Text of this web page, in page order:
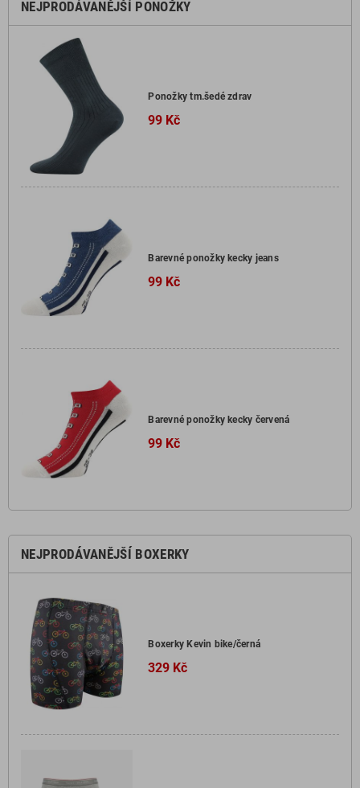
NEJPRODÁVANĚJŠÍ PONOŽKY
Ponožky tm.šedé zdrav
99 Kč
Barevné ponožky kecky jeans
99 Kč
Barevné ponožky kecky červená
99 Kč
NEJPRODÁVANĚJŠÍ BOXERKY
Boxerky Kevin bike/černá
329 Kč